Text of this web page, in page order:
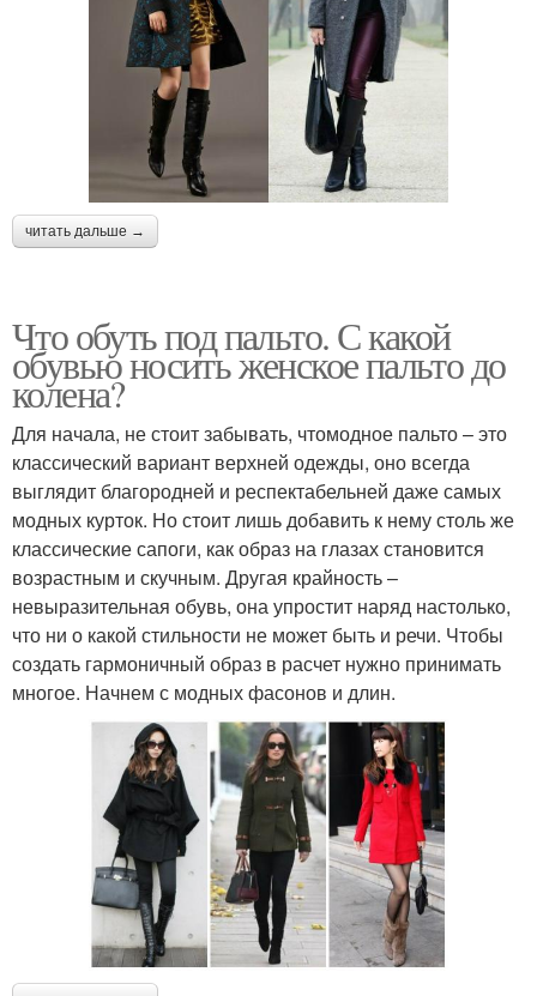
читать дальше →
Что обуть под пальто. С какой
обувью носить женское пальто до
колена?
Для начала, не стоит забывать, чтомодное пальто – это
классический вариант верхней одежды, оно всегда
выглядит благородней и респектабельней даже самых
модных курток. Но стоит лишь добавить к нему столь же
классические сапоги, как образ на глазах становится
возрастным и скучным. Другая крайность –
невыразительная обувь, она упростит наряд настолько,
что ни о какой стильности не может быть и речи. Чтобы
создать гармоничный образ в расчет нужно принимать
многое. Начнем с модных фасонов и длин.